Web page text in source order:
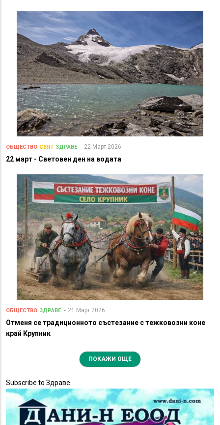
ОБЩЕСТВО СВЯТ ЗДРАВЕ 22 Март 2026
22 март - Световен ден на водата
ОБЩЕСТВО ЗДРАВЕ 21 Март 2026
Отменя се традиционното състезание с тежковозни коне
край Крупник
ПОКАЖИ ОЩЕ
Subscribe to Здраве